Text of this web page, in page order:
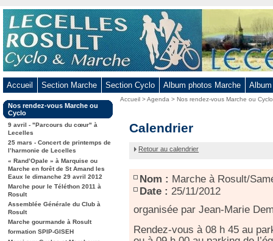
Aller
au
contenu
-
Aller
menu
principal
-
Aller
la
recherche
Accueil Section Marche Section Cyclo Album photos Marche
Dans
la
rubrique
:
Nos rendez-vous Marche ou
Cyclo
9 avril - "Parcours du cœur" à
Lecelles
25 mars - Concert de printemps de
l’harmonie de Lecelles
« Rand’Opale » à Marquise ou
Marche en forêt de St Amand les
Eaux le dimanche 29 avril 2012
Marche pour le Téléthon 2011 à
Rosult
Assemblée Générale du Club à
Rosult
Marche gourmande à Rosult
formation SPIP-GISEH
Vous
Accueil >Agenda>Nos rendez-vous Marche ou Cyclo
Marche
à
Rosult/Saméon
Calendrier
Retour au calendrier
Nom : Marche à Rosult/
Date : 25/11/2012
organisée par Jean-Marie
Rendez-vous à 08 h 45 au